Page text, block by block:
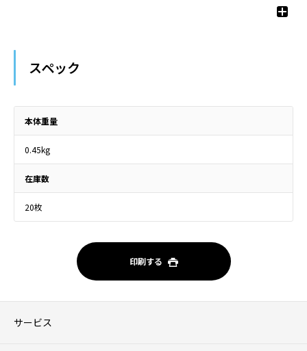
スペック
本体重量
0.45kg
在庫数
20枚
印刷する
サービス